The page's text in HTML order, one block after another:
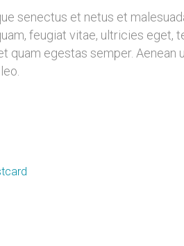
senectus et netus et
feugiat vitae, ultricies eget,
quam egestas semper. Aenean